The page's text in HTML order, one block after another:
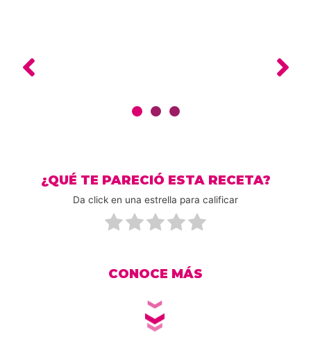
¿QUÉ TE PARECIÓ ESTA RECETA?
Da click en una estrella para calificar
CONOCE MÁS